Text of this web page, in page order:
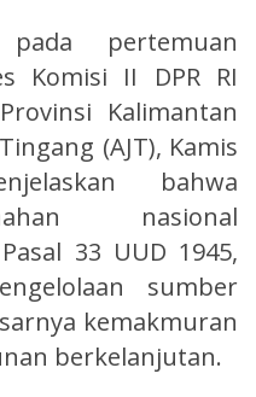
pertemuan
Komisi II DPR RI
Kalimantan
(AJT), Kamis
bahwa
nasional
33 UUD 1945,
sumber
kemakmuran
berkelanjutan.